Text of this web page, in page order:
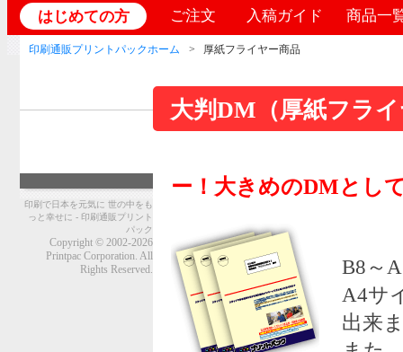
はじめての方 ご注文 入稿ガイド 商品一
印刷通販プリントパックホーム 厚紙フライヤー商品
大判DM（厚紙フラ
ー！大きめのDMとし
B8～
A4サ
出来
印刷で日本を元気に 世の中をも
っと幸せに - 印刷通販プリント
パック
Copyright © 2002-2026
Printpac Corporation. All
Rights Reserved.